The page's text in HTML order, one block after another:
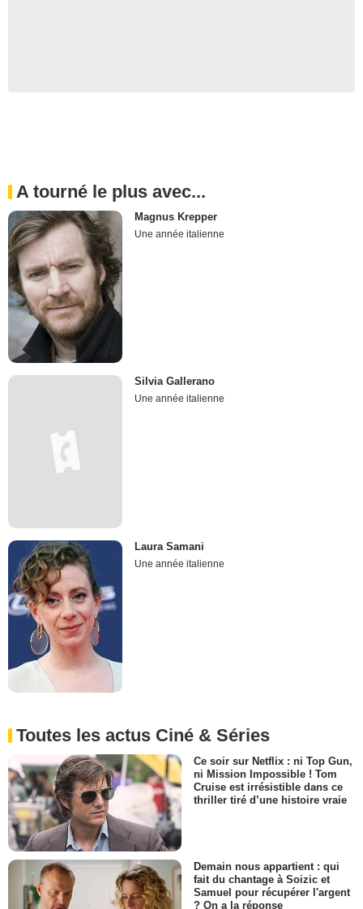
A tourné le plus avec...
Magnus Krepper
Une année italienne
Silvia Gallerano
Une année italienne
Laura Samani
Une année italienne
Toutes les actus Ciné & Séries
Ce soir sur Netflix : ni Top Gun,
ni Mission Impossible ! Tom
Cruise est irrésistible dans ce
thriller tiré d’une histoire vraie
Demain nous appartient : qui
fait du chantage à Soizic et
Samuel pour récupérer l'argent
? On a la réponse